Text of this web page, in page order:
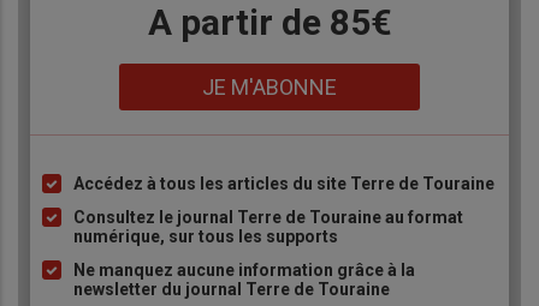
A partir de 85€
JE M'ABONNE
Liste
à
puce
Accédez à tous les articles du site Terre de Touraine
Consultez le journal Terre de Touraine au format
numérique, sur tous les supports
Ne manquez aucune information grâce à la
newsletter du journal Terre de Touraine